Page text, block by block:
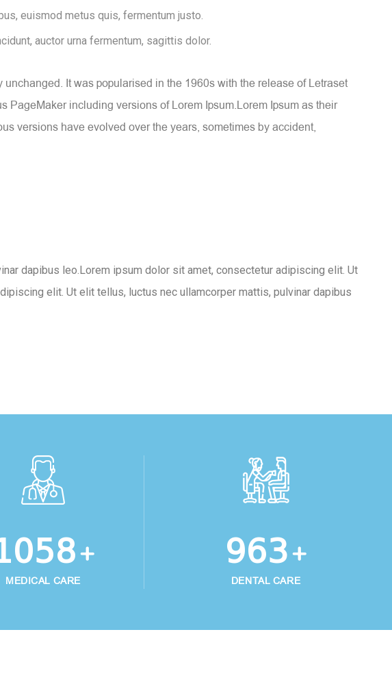
euismod metus quis, fermentum justo.
auctor urna fermentum, sagittis dolor.
It was popularised in the 1960s with the release of Letraset
including versions of Lorem Ipsum.Lorem Ipsum as their
versions have evolved over the years, sometimes by accident,
dapibus leo.Lorem ipsum dolor sit amet, consectetur adipiscing elit. Ut
elit. Ut elit tellus, luctus nec ullamcorper mattis, pulvinar dapibus
+
MEDICAL CARE
1024+
DENTAL CARE